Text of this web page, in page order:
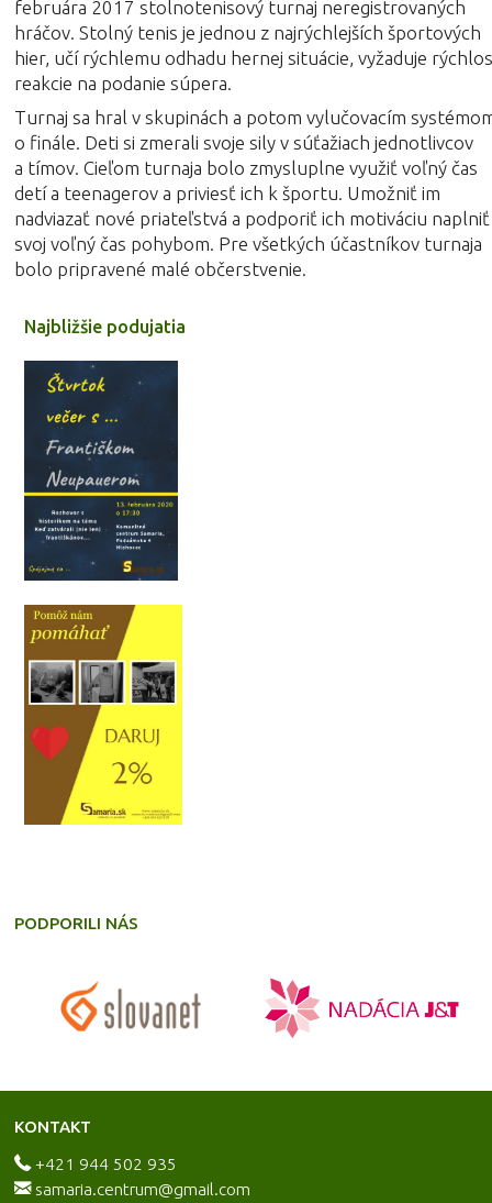
februára 2017 stolnotenisový turnaj neregistrovaných
hráčov. Stolný tenis je jednou z najrýchlejších športových
hier, učí rýchlemu odhadu hernej situácie, vyžaduje
reakcie na podanie súpera.
Turnaj sa hral v skupinách a potom vylučovacím
o finále. Deti si zmerali svoje sily v súťažiach jednotlivcov
a tímov. Cieľom turnaja bolo zmysluplne využiť voľný čas
detí a teenagerov a priviesť ich k športu. Umožniť im
nadviazať nové priateľstvá a podporiť ich motiváciu naplniť
svoj voľný čas pohybom. Pre všetkých účastníkov turnaja
bolo pripravené malé občerstvenie.
Najbližšie podujatia
PODPORILI NÁS
KONTAKT
+421 944 502 935
samaria.centrum@gmail.com